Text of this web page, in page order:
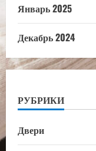
Январь 2025
Декабрь 2024
РУБРИКИ
Двери